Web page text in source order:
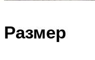
Размер